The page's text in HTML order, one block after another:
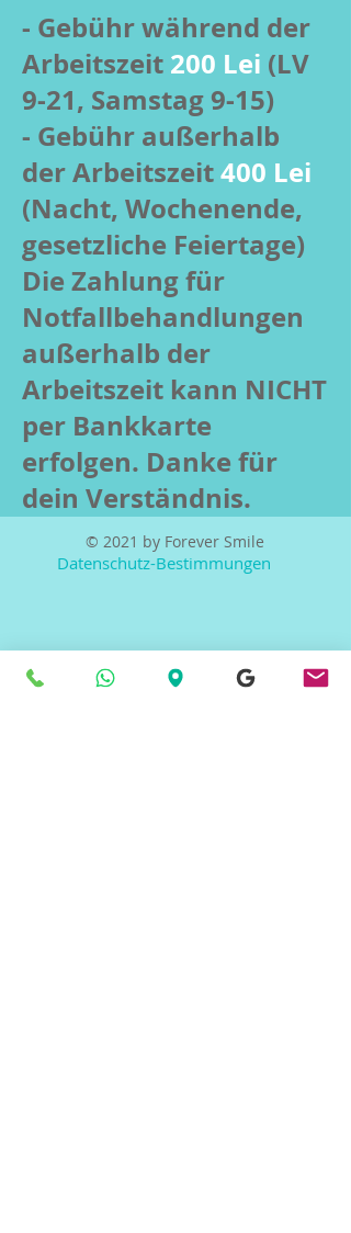
- Gebühr während der
Arbeitszeit 200 Lei (LV
9-21, Samstag 9-15)
- Gebühr außerhalb
der Arbeitszeit400 Lei
(Nacht, Wochenende,
gesetzliche Feiertage)
Die Zahlung für
Notfallbehandlungen
außerhalb der
Arbeitszeit kann NICHT
per Bankkarte
erfolgen. Danke für
dein Verständnis.
© 2021 by Forever Smile
Datenschutz-Bestimmungen